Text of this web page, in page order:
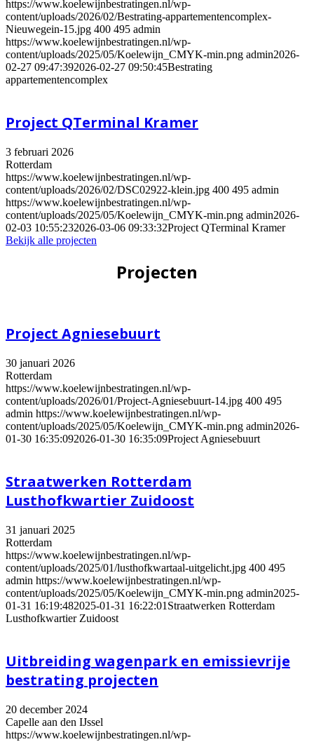
https://www.koelewijnbestratingen.nl/wp-
content/uploads/2026/02/Bestrating-appartementencomplex-
Nieuwegein-15.jpg 400 495 admin
https://www.koelewijnbestratingen.nl/wp-
content/uploads/2025/05/Koelewijn_CMYK-min.png admin2026-
02-27 09:47:392026-02-27 09:50:45Bestrating
appartementencomplex
Project QTerminal Kramer
3 februari 2026
Rotterdam
https://www.koelewijnbestratingen.nl/wp-
content/uploads/2026/02/DSC02922-klein.jpg 400 495 admin
https://www.koelewijnbestratingen.nl/wp-
content/uploads/2025/05/Koelewijn_CMYK-min.png admin2026-
02-03 10:55:232026-03-06 09:33:32Project QTerminal Kramer
Bekijk alle projecten
Projecten
Project Agniesebuurt
30 januari 2026
Rotterdam
https://www.koelewijnbestratingen.nl/wp-
content/uploads/2026/01/Project-Agniesebuurt-14.jpg 400 495
admin https://www.koelewijnbestratingen.nl/wp-
content/uploads/2025/05/Koelewijn_CMYK-min.png admin2026-
01-30 16:35:092026-01-30 16:35:09Project Agniesebuurt
Straatwerken Rotterdam
Lusthofkwartier Zuidoost
31 januari 2025
Rotterdam
https://www.koelewijnbestratingen.nl/wp-
content/uploads/2025/01/lusthofkwartaal-uitgelicht.jpg 400 495
admin https://www.koelewijnbestratingen.nl/wp-
content/uploads/2025/05/Koelewijn_CMYK-min.png admin2025-
01-31 16:19:482025-01-31 16:22:01 Straatwerken Rotterdam
Lusthofkwartier Zuidoost
Uitbreiding wagenpark en emissievrije
bestrating projecten
20 december 2024
Capelle aan den IJssel
https://www.koelewijnbestratingen.nl/wp-